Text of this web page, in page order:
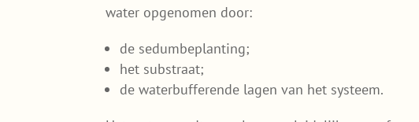
water opgenomen door:
de sedumbeplanting;
het substraat;
de waterbufferende lagen van het systeem.